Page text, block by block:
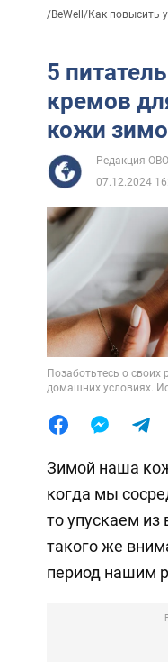
/BeWell/Как повысить
5
кремов
кожи
Редакция
07.12.2024
Позаботьтесь о своих
домашних условиях.
Зимой наша
когда мы
то упускаем
такого же
период нашим